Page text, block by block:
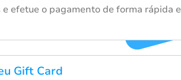
e efetue o pagamento de forma rápida e
Gift Card